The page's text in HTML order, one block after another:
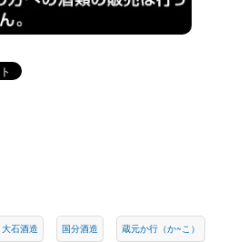
大石酒造 国分酒造 蔵元か行（か~こ）